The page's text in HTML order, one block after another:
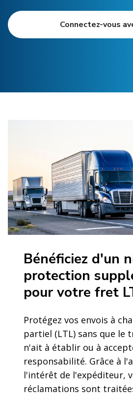
Connectez-vous
Bénéficiez d'un
protection
pour votre fret
Protégez vos envois à
partiel (LTL) sans que le
n'ait à établir ou à
responsabilité. Grâce à
l'intérêt de l'expéditeur,
réclamations sont